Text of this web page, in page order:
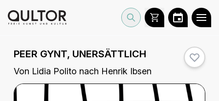
PEER GYNT, UNERSÄTTLICH
Von Lidia Polito nach Henrik Ibsen